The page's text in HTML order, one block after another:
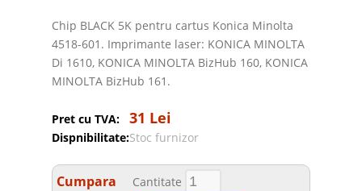
Chip BLACK 5K pentru cartus Konica Minolta
4518-601. Imprimante laser: KONICA MINOLTA
Di 1610, KONICA MINOLTA BizHub 160, KONICA
MINOLTA BizHub 161.
Pret cu TVA: 31 Lei
Dispnibilitate:Stoc furnizor
Cumpara Cantitate